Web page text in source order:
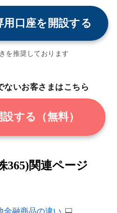
口座を開設する
を推奨しております
ないお客さまはこちら
する（無料）
365)関連ページ